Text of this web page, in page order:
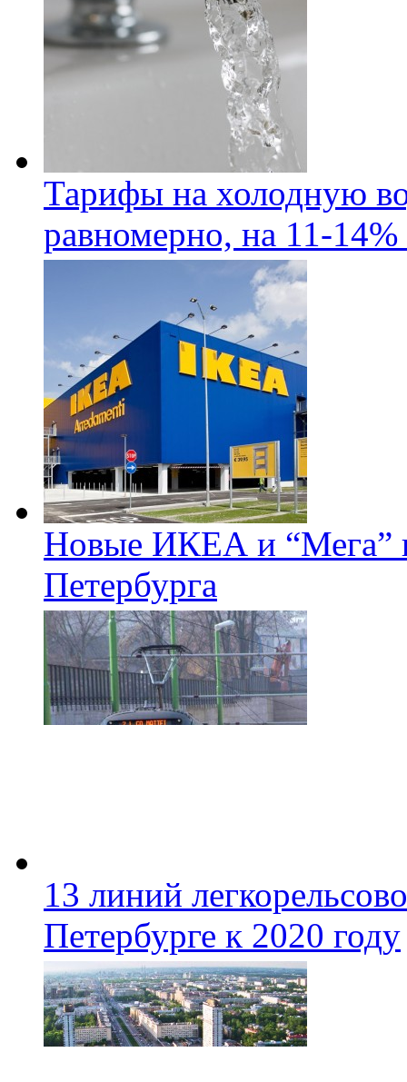
Тарифы на холодную
равномерно, на 11-14%
Новые ИКЕА и “Мега”
Петербурга
13 линий
Петербурге к 2020 году